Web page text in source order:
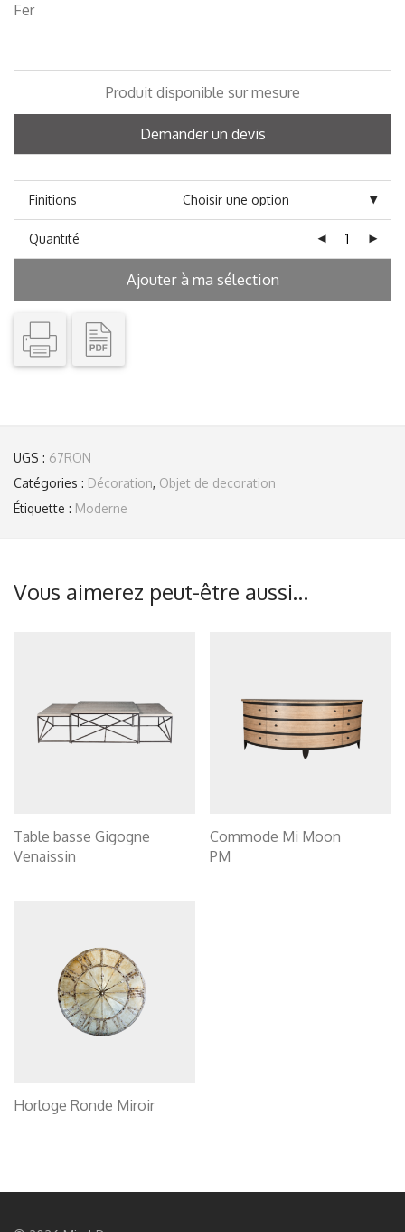
Fer
Produit disponible sur mesure
Demander un devis
Finitions
Quantité
Ajouter à ma sélection
UGS : 67RON
Catégories : Décoration, Objet de decoration
Étiquette : Moderne
Vous aimerez peut-être aussi…
Table basse Gigogne
Venaissin
Commode Mi Moon
PM
Horloge Ronde Miroir